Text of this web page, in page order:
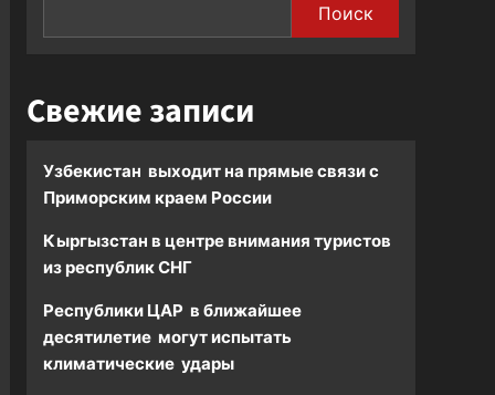
Поиск
Свежие записи
Узбекистан выходит на прямые связи с
Приморским краем России
Кыргызстан в центре внимания туристов
из республик СНГ
Республики ЦАР в ближайшее
десятилетие могут испытать
климатические удары